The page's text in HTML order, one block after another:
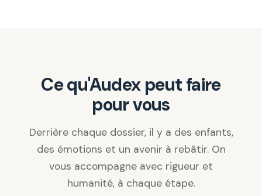
Ce qu'Audex peut faire
pour vous
Derrière chaque dossier, il y a des enfants,
des émotions et un avenir à rebâtir. On
vous accompagne avec rigueur et
humanité, à chaque étape.